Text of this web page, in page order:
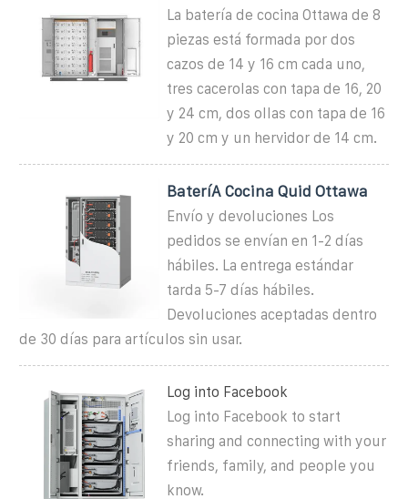
La batería de cocina Ottawa de 8
piezas está formada por dos
cazos de 14 y 16 cm cada uno,
tres cacerolas con tapa de 16, 20
y 24 cm, dos ollas con tapa de 16
y 20 cm y un hervidor de 14 cm.
BateríA Cocina Quid Ottawa
Envío y devoluciones Los
pedidos se envían en 1-2 días
hábiles. La entrega estándar
tarda 5-7 días hábiles.
Devoluciones aceptadas dentro
de 30 días para artículos sin usar.
Log into Facebook
Log into Facebook to start
sharing and connecting with your
friends, family, and people you
know.